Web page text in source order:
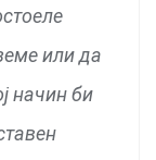
или да
начин би